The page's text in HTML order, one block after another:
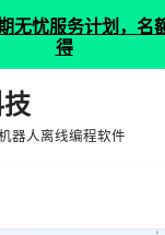
器人离线编程软件
忧服务计划，名
得